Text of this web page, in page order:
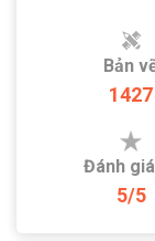
Bản
1427
Đánh
5/5